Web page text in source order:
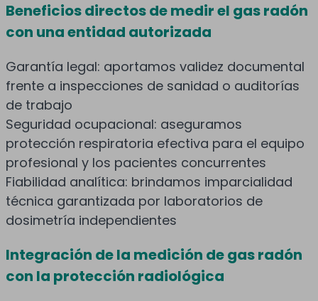
Beneficios directos de medir el gas radón
con una entidad autorizada
Garantía legal: aportamos validez documental
frente a inspecciones de sanidad o auditorías
de trabajo
Seguridad ocupacional: aseguramos
protección respiratoria efectiva para el equipo
profesional y los pacientes concurrentes
Fiabilidad analítica: brindamos imparcialidad
técnica garantizada por laboratorios de
dosimetría independientes
Integración de la medición de gas radón
con la protección radiológica